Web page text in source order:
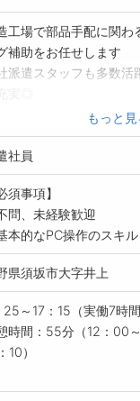
工場で部品手配に関わ
補助をお任せします
派遣スタッフも多数活
入品商社への部品見積
品のピッキング、仕分
の他付随業務
すすめポイント】
経験者歓迎♪
広い世代の方が活躍中
社の派遣スタッフさん
安心◎
業開始後は、教育担当
れます＾＾
社内研修なども充実して
もっと見
社員
須事項】
問、未経験歓迎
本的なPC操作のスキ
県須坂市大字井上
25～17：15（実働7時間
時間：55分（12：00
10）